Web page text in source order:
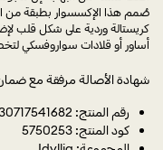
صُمم هذا الإكسسوار بطبقة من
كريستالة وردية على شكل قلب
أساور أو قلادات سواروفسكي
شهادة الأصالة مرفقة مع
رقم المنتج: 030717541682
كود المنتج: 5750253